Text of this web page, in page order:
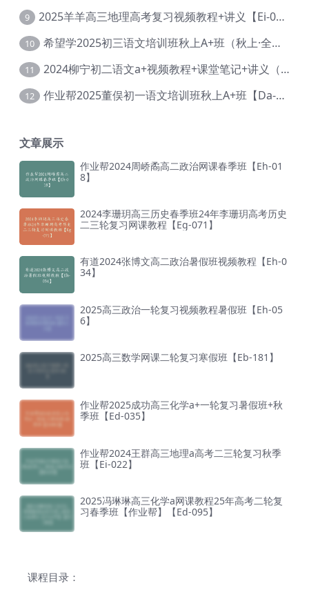
9 2025羊羊高三地理高考复习视频教程+讲义【Ei-051】
10 希望学2025初三语文培训班秋上A+班（秋上·全国版·A+）【Da-031】
11 2024柳宁初二语文a+视频教程+课堂笔记+讲义（暑假班+秋季班）【Da-003】
12 作业帮2025董俣初一语文培训班秋上A+班【Da-038】
文章展示
作业帮2024周峤矞高二政治网课春季班【Eh-01
8】
2024李珊玥高三历史春季班24年李珊玥高考历史
二三轮复习网课教程【Eg-071】
有道2024张博文高二政治暑假班视频教程【Eh-0
34】
2025高三政治一轮复习视频教程暑假班【Eh-05
6】
2025高三数学网课二轮复习寒假班【Eb-181】
作业帮2025成功高三化学a+一轮复习暑假班+秋
季班【Ed-035】
作业帮2024王群高三地理a高考二三轮复习秋季
班【Ei-022】
2025冯琳琳高三化学a网课教程25年高考二轮复
习春季班【作业帮】【Ed-095】
课程目录：